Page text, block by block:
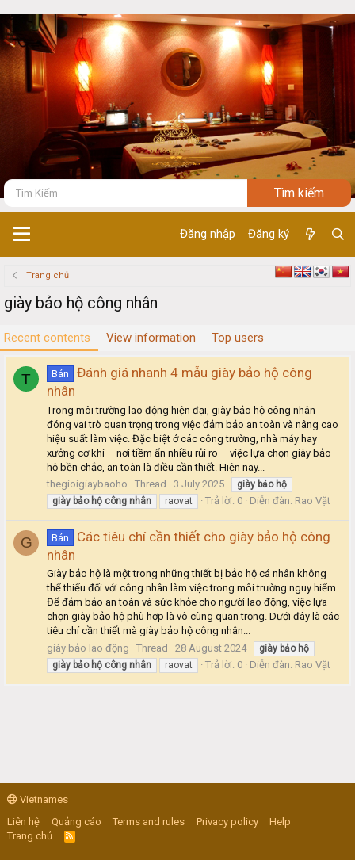
Đăng nhập Đăng ký
Trang chủ
giày bảo hộ công nhân
Recent contents View information Top users
T Bán
Đánh giá nhanh 4 mẫu giày bảo hộ công
nhân
Trong môi trường lao động hiện đại, giày bảo hộ công nhân
đóng vai trò quan trọng trong việc đảm bảo an toàn và nâng cao
hiệu suất làm việc. Đặc biệt ở các công trường, nhà máy hay
xưởng cơ khí – nơi tiềm ẩn nhiều rủi ro – việc lựa chọn giày bảo
hộ bền chắc, an toàn là điều cần thiết. Hiện nay...
thegioigiaybaoho
Thread 3 July 2025 giày bảo hộ
giày bảo hộ công nhân raovat Trả lời: 0 Diễn đàn: Rao Vặt
G Bán
Các tiêu chí cần thiết cho giày bảo hộ công
nhân
Giày bảo hộ là một trong những thiết bị bảo hộ cá nhân không
thể thiếu đối với công nhân làm việc trong môi trường nguy hiểm.
Để đảm bảo an toàn và sức khỏe cho người lao động, việc lựa
chọn giày bảo hộ phù hợp là vô cùng quan trọng. Dưới đây là các
tiêu chí cần thiết mà giày bảo hộ công nhân...
giày bảo lao động
Thread 28 August 2024 giày bảo hộ
giày bảo hộ công nhân raovat Trả lời: 0 Diễn đàn: Rao Vặt
Vietnames
Liên hệ
Quảng cáo Terms and rules Privacy policy
Help
Trang chủ
R
S